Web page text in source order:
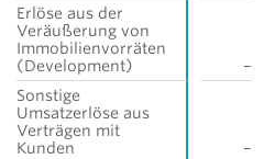
Erlöse aus der
Veräußerung von
Immobilienvorräten
(Development)
–
Sonstige
Umsatzerlöse aus
Verträgen mit
Kunden
–